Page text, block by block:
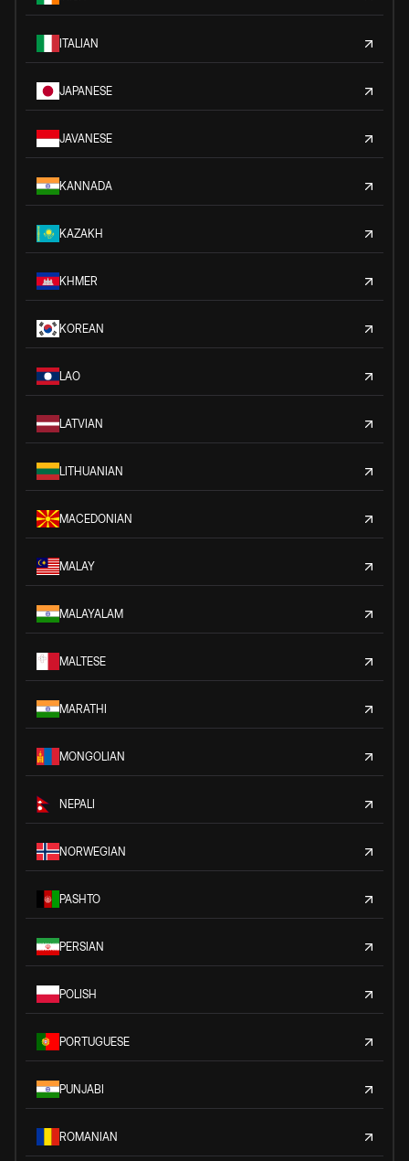
ITALIAN
JAPANESE
JAVANESE
KANNADA
KAZAKH
KHMER
KOREAN
LAO
LATVIAN
LITHUANIAN
MACEDONIAN
MALAY
MALAYALAM
MALTESE
MARATHI
MONGOLIAN
NEPALI
NORWEGIAN
PASHTO
PERSIAN
POLISH
PORTUGUESE
PUNJABI
ROMANIAN